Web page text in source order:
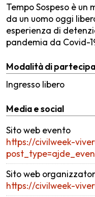
Tempo Sospeso è
da un uomo oggi
esperienza di
pandemia da Covid-
Modalità di
Ingresso libero
Media e social
Sito web evento
https://civilweek-
Sito web
https://civilweek-